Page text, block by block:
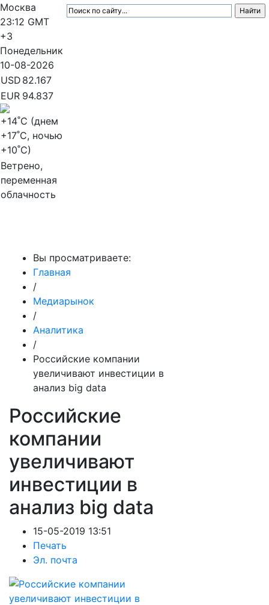
Москва
23:12 GMT
+3
Понедельник
10-08-2026
USD 82.167
EUR 94.837
+14˚C (днем
+17˚C, ночью
+10˚C)
Ветрено,
переменная
облачность
Вы просматриваете:
Главная
/
Медиарынок
/
Аналитика
/
Российские компании
увеличивают инвестиции в
анализ big data
Российские
компании
увеличивают
инвестиции в
анализ big data
15-05-2019 13:51
Печать
Эл. почта